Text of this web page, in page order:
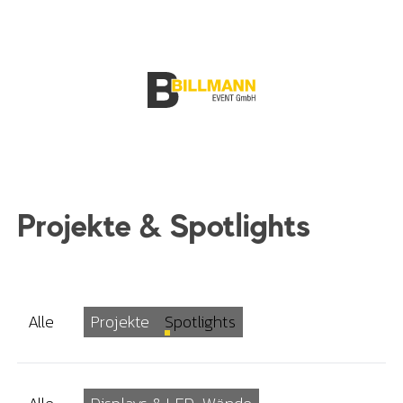
Projekte & Spotlights
Alle Projekte Spotlights